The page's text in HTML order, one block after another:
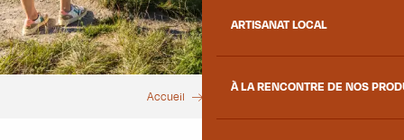
ARTISANAT LOCAL
À LA RENCONTRE DE NOS
Accueil